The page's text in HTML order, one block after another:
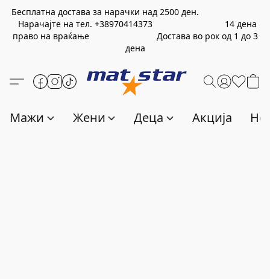
Бесплатна достава за нарачки над 2500 ден.
Нарачајте на тел. +38970414373 14 дена
право на враќање Достава во рок од 1 до 3
дена
Мажи Жени Деца Акција